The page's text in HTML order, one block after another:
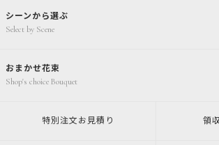
シーンから選ぶ
Select by Scene
おまかせ花束
Shop's choice Bouquet
特別注文 お見積り 領